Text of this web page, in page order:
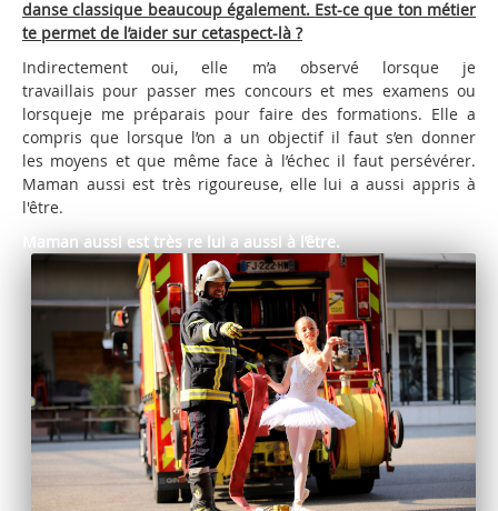
danse classique beaucoup également. Est-ce que ton métier
te permet de l’aider sur cetaspect-là ?
Indirectement oui, elle m’a observé lorsque je
travaillais pour passer mes concours et mes examens ou
lorsqueje me préparais pour faire des formations. Elle a
compris que lorsque l’on a un objectif il faut s’en donner
les moyens et que même face à l’échec il faut persévérer.
Maman aussi est très rigoureuse, elle lui a aussi appris à
l'être.
Maman aussi est très re lui a aussià l’être.